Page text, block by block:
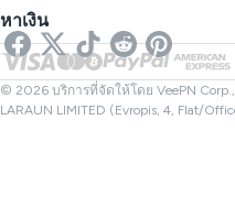
VPN สำหรับการสตรีม
Netflix VPN
SMS ออนไลน์
ตรวจสอบลิงก์
ตรวจสอบไฟล์
VPN ของสหราชอาณาจักร
VPN ของแคนาดา
VPN ของตุรกี
หาเงิน
พันธมิตร
© 2026 บริการที่จัดให้โดย VeePN
LARAUN LIMITED (Evropis, 4, Flat/